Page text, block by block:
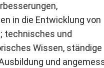
in die Entwicklung von
technisches und
Wissen, ständige
und